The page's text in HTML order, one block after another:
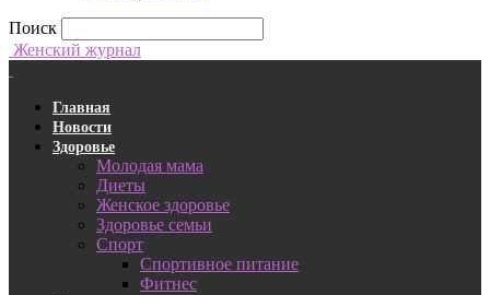
Поиск
Женский журнал
Главная
Новости
Здоровье
Молодая мама
Диеты
Женское здоровье
Здоровье семьи
Спорт
Спортивное питание
Фитнес